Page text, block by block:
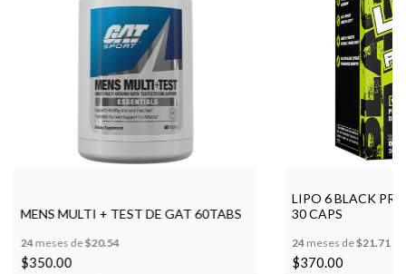
MENS MULTI + TEST DE GAT 60TABS
24meses de$20.54
$350.00
LIPO 6 BLACK
30 CAPS
24meses de$21.71
$370.00